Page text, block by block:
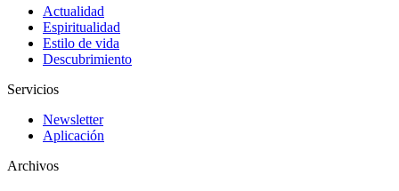
Actualidad
Espiritualidad
Estilo de vida
Descubrimiento
Servicios
Newsletter
Aplicación
Archivos